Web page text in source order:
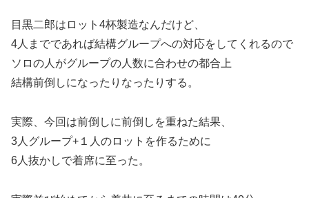
目黒二郎はロット4杯製造なんだけど、
4人までであれば結構グループへの対応をしてくれるので
ソロの人がグループの人数に合わせの都合上
結構前倒しになったりなったりする。
実際、今回は前倒しに前倒しを重ねた結果、
3人グループ+１人のロットを作るために
6人抜かしで着席に至った。